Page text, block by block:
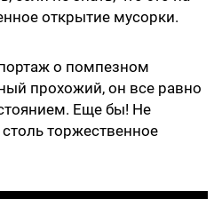
открытие мусорки.
о помпезном
прохожий, он все равно
Еще бы! Не
торжественное